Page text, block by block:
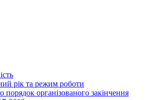
рік та режим роботи
порядок організованого закінчення